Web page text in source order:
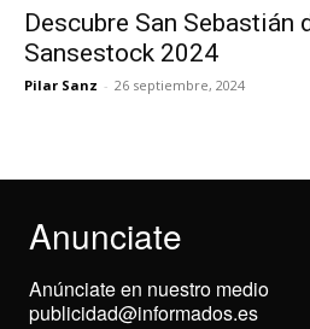
Descubre San Sebastián
Sansestock 2024
Pilar Sanz - 26 septiembre, 2024
Anunciate
Anúnciate en nuestro medio
publicidad@informados.es